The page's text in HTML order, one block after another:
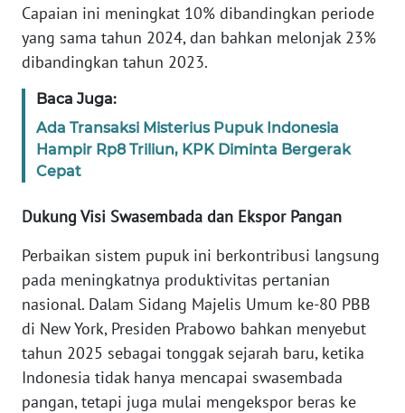
Capaian ini meningkat 10% dibandingkan periode
yang sama tahun 2024, dan bahkan melonjak 23%
dibandingkan tahun 2023.
Baca Juga:
Ada Transaksi Misterius Pupuk Indonesia
Hampir Rp8 Triliun, KPK Diminta Bergerak
Cepat
Dukung Visi Swasembada dan Ekspor Pangan
Perbaikan sistem pupuk ini berkontribusi langsung
pada meningkatnya produktivitas pertanian
nasional. Dalam Sidang Majelis Umum ke-80 PBB
di New York, Presiden Prabowo bahkan menyebut
tahun 2025 sebagai tonggak sejarah baru, ketika
Indonesia tidak hanya mencapai swasembada
pangan, tetapi juga mulai mengekspor beras ke
SUMUT
WN
WN
JABAR
BANTEN
WN
WN
KEPRI